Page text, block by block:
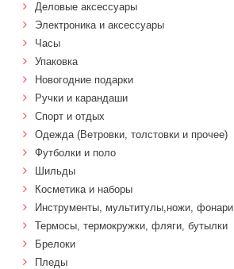
Деловые аксессуары
Электроника и аксессуары
Часы
Упаковка
Новогодние подарки
Ручки и карандаши
Спорт и отдых
Одежда (Ветровки, толстовки и прочее)
Футболки и поло
Шильды
Косметика и наборы
Инструменты, мультитулы,ножи, фонари
Термосы, термокружки, фляги, бутылки
Брелоки
Пледы